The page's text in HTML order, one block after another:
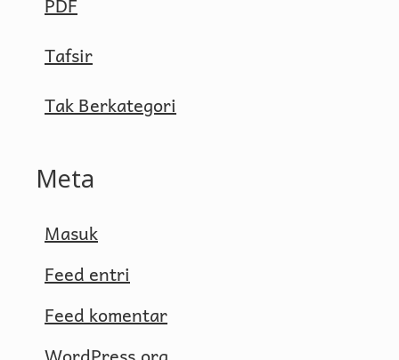
Tafsir
Tak Berkategori
Meta
Masuk
Feed entri
Feed komentar